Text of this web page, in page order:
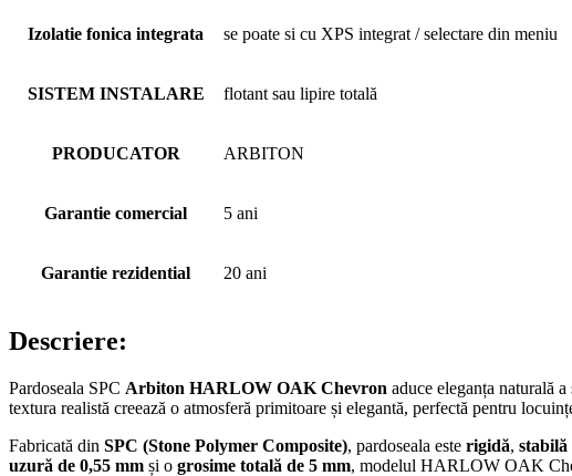
Izolatie fonica integrata se poate si cu XPS integrat / selectare din meniu
SISTEM INSTALARE flotant sau lipire totală
PRODUCATOR ARBITON
Garantie comercial 5 ani
Garantie rezidential 20 ani
Descriere:
Pardoseala SPC Arbiton HARLOW OAK Chevron aduce eleganța naturală
textura realistă creează o atmosferă primitoare și elegantă, perfectă pentru
Fabricată din SPC (Stone Polymer Composite), pardoseala este rigidă, stabilă
uzură de 0,55 mm și o grosime totală de 5 mm, modelul HARLOW OAK